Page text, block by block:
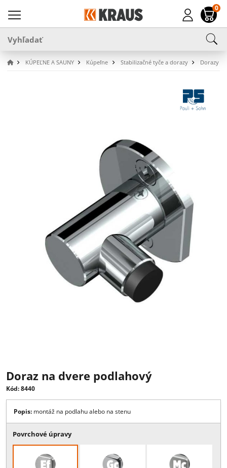
0
KÚPEĽNE A SAUNY Kúpeľne Stabilizačné tyče a dorazy Dorazy
Doraz na dvere podlahový
Kód: 8440
montáž na podlahu alebo na stenu